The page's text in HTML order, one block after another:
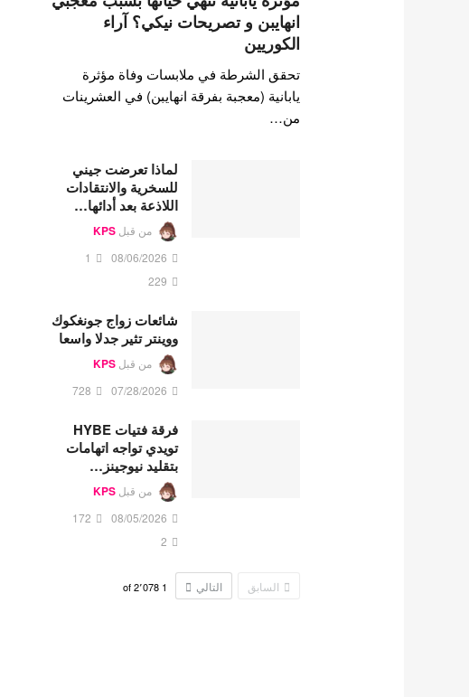
انهايبن و تصريحات نيكي؟ آراء
الكوريين
تحقق الشرطة في ملابسات وفاة مؤثرة
يابانية (معجبة بفرقة انهايبن) في العشرينات
من…
لماذا تعرضت جيني
للسخرية والانتقادات
اللاذعة بعد أدائها…
من قبل KPS
08/06/2026
1
229
شائعات زواج جونغكوك
ووينتر تثير جدلا واسعا
من قبل KPS
07/28/2026
728
فرقة فتيات HYBE
تويدي تواجه اتهامات
بتقليد نيوجينز…
من قبل KPS
08/05/2026
172
2
السابق التالي 1 2٬078